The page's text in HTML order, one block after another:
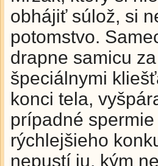
obhájiť súlož, si
potomstvo.
drapne samicu
špeciálnymi
konci tela,
prípadné spermie
rýchlejšieho
nepustí ju, kým